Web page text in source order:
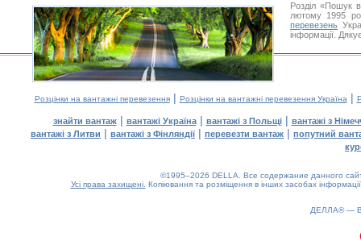
Розділ «Пошук
лютому 1995
перевезень
інформації.
Розцінки на вантажні перевезення| Розцінки на вантажні перевезення Україна |
знайти вантаж| вантажі Україна| вантажі з Польщі| вантажі з
вантажі з Литви | вантажі з Фінляндії| перевезти вантаж | попутний
©1995–2026 DELLA. Все содержание данного
Усі права захищені. Копіювання та розміщення в інших засобах
ДЕЛЛА® —